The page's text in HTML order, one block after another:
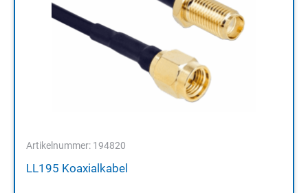
Artikelnummer: 194820
LL195 Koaxialkabel